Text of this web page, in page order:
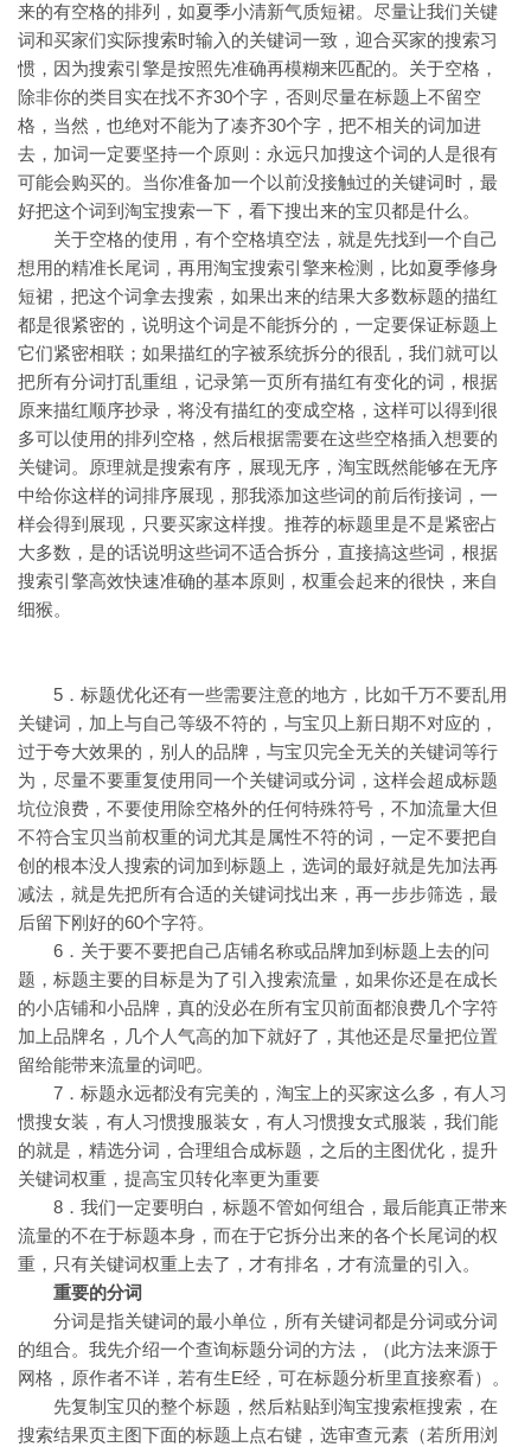
来的有空格的排列，如夏季小清新气质短裙。尽量让我们关键
词和买家们实际搜索时输入的关键词一致，迎合买家的搜索习
惯，因为搜索引擎是按照先准确再模糊来匹配的。关于空格，
除非你的类目实在找不齐30个字，否则尽量在标题上不留空
格，当然，也绝对不能为了凑齐30个字，把不相关的词加进
去，加词一定要坚持一个原则：永远只加搜这个词的人是很有
可能会购买的。当你准备加一个以前没接触过的关键词时，最
好把这个词到淘宝搜索一下，看下搜出来的宝贝都是什么。
关于空格的使用，有个空格填空法，就是先找到一个自己
想用的精准长尾词，再用淘宝搜索引擎来检测，比如夏季修身
短裙，把这个词拿去搜索，如果出来的结果大多数标题的描红
都是很紧密的，说明这个词是不能拆分的，一定要保证标题上
它们紧密相联；如果描红的字被系统拆分的很乱，我们就可以
把所有分词打乱重组，记录第一页所有描红有变化的词，根据
原来描红顺序抄录，将没有描红的变成空格，这样可以得到很
多可以使用的排列空格，然后根据需要在这些空格插入想要的
关键词。原理就是搜索有序，展现无序，淘宝既然能够在无序
中给你这样的词排序展现，那我添加这些词的前后衔接词，一
样会得到展现，只要买家这样搜。推荐的标题里是不是紧密占
大多数，是的话说明这些词不适合拆分，直接搞这些词，根据
搜索引擎高效快速准确的基本原则，权重会起来的很快，来自
细猴。
5．标题优化还有一些需要注意的地方，比如千万不要乱用
关键词，加上与自己等级不符的，与宝贝上新日期不对应的，
过于夸大效果的，别人的品牌，与宝贝完全无关的关键词等行
为，尽量不要重复使用同一个关键词或分词，这样会超成标题
坑位浪费，不要使用除空格外的任何特殊符号，不加流量大但
不符合宝贝当前权重的词尤其是属性不符的词，一定不要把自
创的根本没人搜索的词加到标题上，选词的最好就是先加法再
减法，就是先把所有合适的关键词找出来，再一步步筛选，最
后留下刚好的60个字符。
6．关于要不要把自己店铺名称或品牌加到标题上去的问
题，标题主要的目标是为了引入搜索流量，如果你还是在成长
的小店铺和小品牌，真的没必在所有宝贝前面都浪费几个字符
加上品牌名，几个人气高的加下就好了，其他还是尽量把位置
留给能带来流量的词吧。
7．标题永远都没有完美的，淘宝上的买家这么多，有人习
惯搜女装，有人习惯搜服装女，有人习惯搜女式服装，我们能
的就是，精选分词，合理组合成标题，之后的主图优化，提升
关键词权重，提高宝贝转化率更为重要
8．我们一定要明白，标题不管如何组合，最后能真正带来
流量的不在于标题本身，而在于它拆分出来的各个长尾词的权
重，只有关键词权重上去了，才有排名，才有流量的引入。
重要的分词
分词是指关键词的最小单位，所有关键词都是分词或分词
的组合。我先介绍一个查询标题分词的方法，（此方法来源于
网格，原作者不详，若有生E经，可在标题分析里直接察看）。
先复制宝贝的整个标题，然后粘贴到淘宝搜索框搜索，在
搜索结果页主图下面的标题上点右键，选审查元素（若所用浏